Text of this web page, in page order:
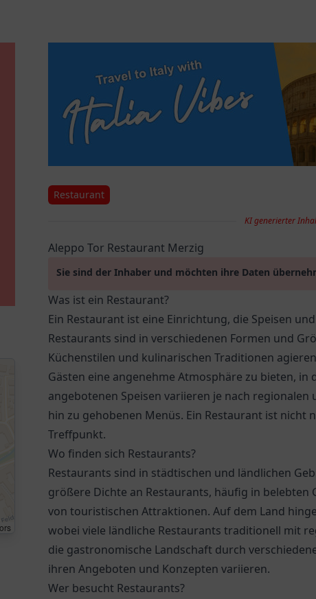
Restaurant
KI generierter
Aleppo Tor Restaurant Merzig
Sie sind der Inhaber und möchten ihre Daten
Was ist ein Restaurant?
Ein Restaurant ist eine Einrichtung, die Speisen
Restaurants sind in verschiedenen Formen und
Küchenstilen und kulinarischen Traditionen
Gästen eine angenehme Atmosphäre zu bieten,
angebotenen Speisen variieren je nach
hin zu gehobenen Menüs. Ein Restaurant ist
Treffpunkt.
Wo finden sich Restaurants?
Restaurants sind in städtischen und ländlichen
größere Dichte an Restaurants, häufig in
von touristischen Attraktionen. Auf dem Land
wobei viele ländliche Restaurants traditionell mit
die gastronomische Landschaft durch
ihren Angeboten und Konzepten variieren.
Wer besucht Restaurants?